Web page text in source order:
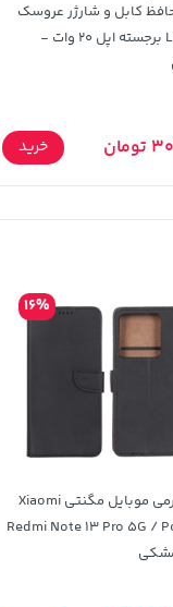
کابل و شارژر عروسک
Labubu برجسته اپل 20 وات -
خرید
کیف چرمی موبایل مگنتی Xiaomi
Redmi Note 13 Pro 5G /
16%